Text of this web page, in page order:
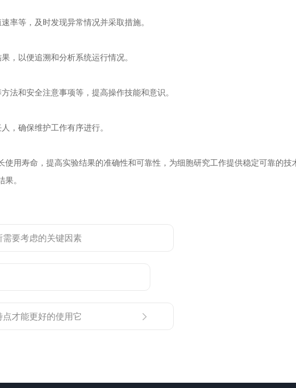
等，及时发现异常情况并采取措施。
以便追溯和分析系统运行情况。
和安全注意事项等，提高操作技能和意识。
确保维护工作有序进行。
寿命，提高实验结果的准确性和可靠性，为细胞研究工作提供稳定可靠的技
。
要考虑的关键因素
才能更好的使用它